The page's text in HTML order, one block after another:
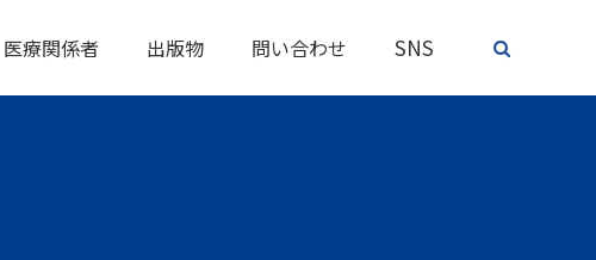
医療関係者 出版物 問い合わせ SNS